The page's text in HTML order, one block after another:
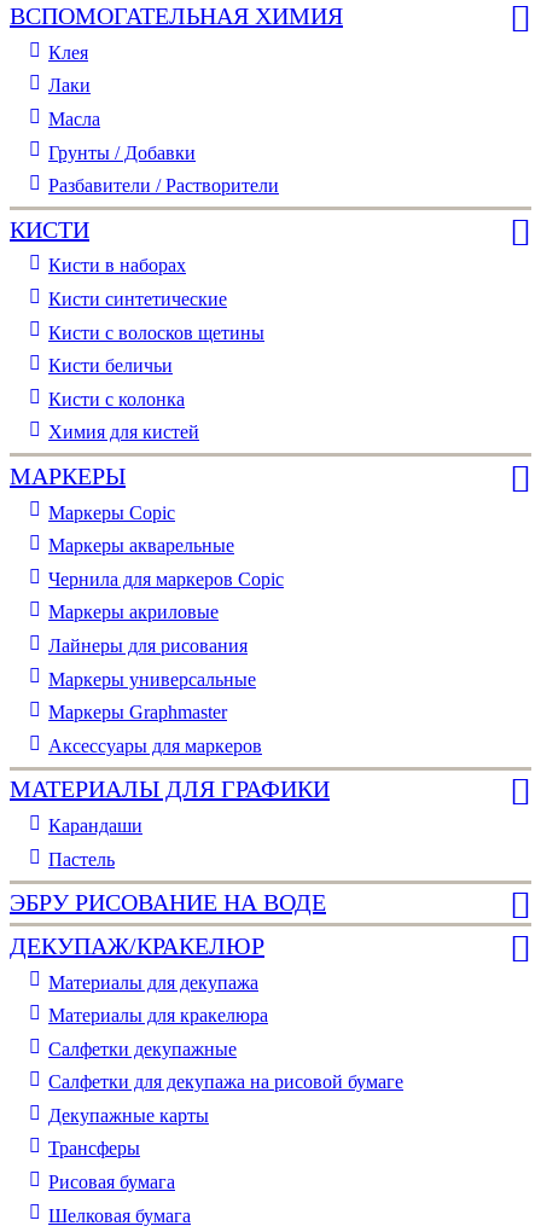
ВСПОМОГАТЕЛЬНАЯ ХИМИЯ
Клея
Лаки
Масла
Грунты / Добавки
Разбавители / Растворители
КИСТИ
Кисти в наборах
Кисти синтетические
Кисти с волосков щетины
Кисти беличьи
Кисти с колонка
Химия для кистей
МАРКЕРЫ
Маркеры Copic
Маркеры акварельные
Чернила для маркеров Copic
Маркеры акриловые
Лайнеры для рисования
Маркеры универсальные
Маркеры Graphmaster
Аксессуары для маркеров
МАТЕРИАЛЫ ДЛЯ ГРАФИКИ
Карандаши
Пастель
ЭБРУ РИСОВАНИЕ НА ВОДЕ
ДЕКУПАЖ/КРАКЕЛЮР
Материалы для декупажа
Материалы для кракелюра
Cалфетки декупажные
Салфетки для декупажа на рисовой бумаге
Декупажные карты
Трансферы
Рисовая бумага
Шелковая бумага